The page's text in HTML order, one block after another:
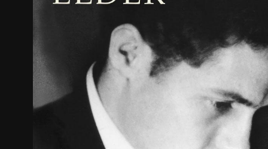
预告 剧照 推荐影片 剧情介绍